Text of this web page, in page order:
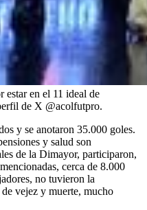
estar en el 11 ideal de
de X @acolfutpro.
y se anotaron 35.000 goles.
y salud son
de la Dimayor, participaron,
cerca de 8.000
no tuvieron la
vejez y muerte, mucho